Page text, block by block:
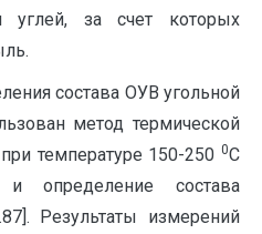
за счет которых
состава ОУВ угольной
метод термической
температуре 150-250 0С
определение состава
Результаты измерений